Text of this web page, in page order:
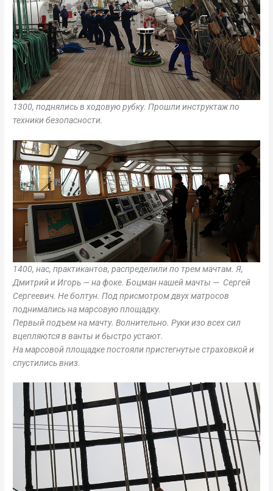
1300, поднялись в ходовую рубку. Прошли инструктаж по
техники безопасности.
1400, нас, практикантов, распределили по трем мачтам. Я,
Дмитрий и Игорь — на фоке. Боцман нашей мачты — Сергей
Сергеевич. Не болтун. Под присмотром двух матросов
поднимались на марсовую площадку.
Первый подъем на мачту. Волнительно. Руки изо всех сил
вцепляются в ванты и быстро устают.
На марсовой площадке постояли пристегнутые страховкой и
спустились вниз.